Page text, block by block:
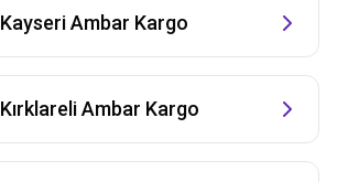
KayseriAmbar Kargo
KırklareliAmbar Kargo